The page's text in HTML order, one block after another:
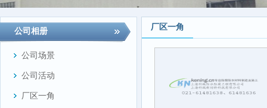
公司相册
公司场景
公司活动
厂区一角
厂区一角